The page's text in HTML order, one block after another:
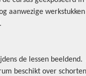
aanwezige
de lessen
beschikt over